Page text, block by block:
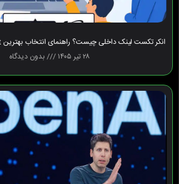
انکر تکست لینک داخلی چیست؟ راهنمای انتخاب بهترین Anchor Text برای سئو
۲۸ تیر ۱۴۰۵
بدون دیدگاه